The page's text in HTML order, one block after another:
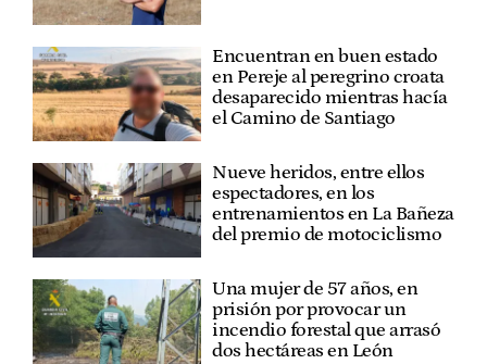
Encuentran en buen estado
en Pereje al peregrino croata
desaparecido mientras hacía
el Camino de Santiago
Nueve heridos, entre ellos
espectadores, en los
entrenamientos en La Bañeza
del premio de motociclismo
Una mujer de 57 años, en
prisión por provocar un
incendio forestal que arrasó
dos hectáreas en León